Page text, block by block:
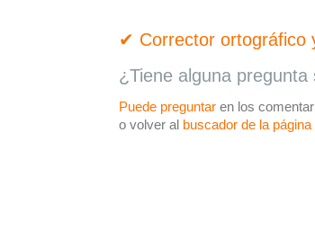
✔ Corrector ortográfico
¿Tiene alguna
Puede preguntar en los
o volver al buscador de la